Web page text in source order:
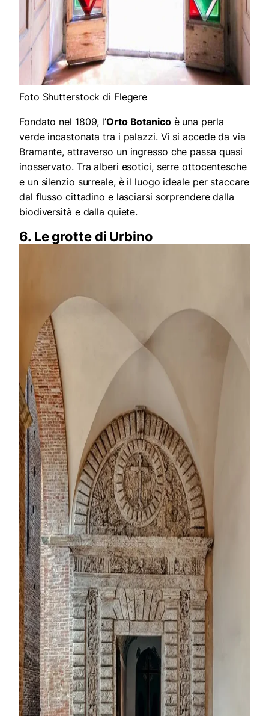
Foto Shutterstock di Flegere
Fondato nel 1809, l’Orto Botanicoè una perla
verde incastonata tra i palazzi. Vi si accede da via
Bramante, attraverso un ingresso che passa quasi
inosservato. Tra alberi esotici, serre ottocentesche
e un silenzio surreale, è il luogo ideale per staccare
dal flusso cittadino e lasciarsi sorprendere dalla
biodiversità e dalla quiete.
6. Le grotte di Urbino